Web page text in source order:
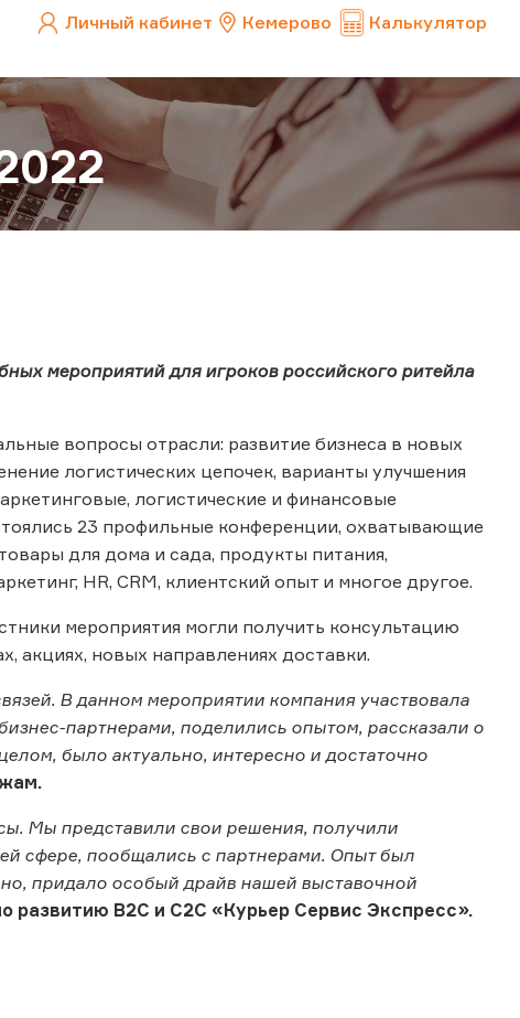
Личный кабинет Кемерово Калькулятор
мероприятий для игроков российского ритейла
вопросы отрасли: развитие бизнеса в новых
логистических цепочек, варианты улучшения
логистические и финансовые
23 профильные конференции, охватывающие
для дома и сада, продукты питания,
HR, CRM, клиентский опыт и многое другое.
мероприятия могли получить консультацию
акциях, новых направлениях доставки.
В данном мероприятии компания участвовала
партнерами, поделились опытом, рассказали о
было актуально, интересно и достаточно
Мы представили свои решения, получили
сфере, пообщались с партнерами. Опыт был
придало особый драйв нашей выставочной
B2C и С2С «Курьер Сервис Экспресс».